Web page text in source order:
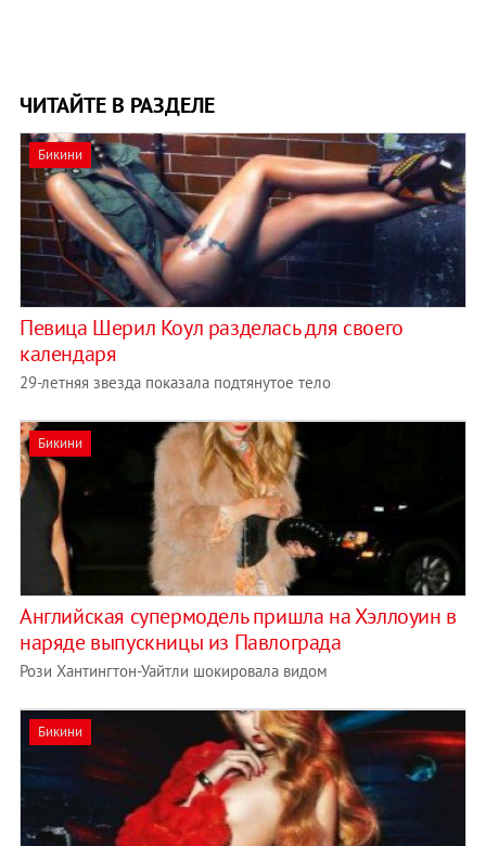
ЧИТАЙТЕ В РАЗДЕЛЕ
Бикини
Певица Шерил Коул разделась для своего
календаря
29-летняя звезда показала подтянутое тело
Бикини
Английская супермодель пришла на Хэллоуин в
наряде выпускницы из Павлограда
Рози Хантингтон-Уайтли шокировала видом
Бикини